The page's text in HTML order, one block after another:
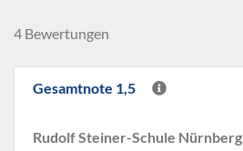
4 Bewertungen
Gesamtnote 1,5
Rudolf Steiner-Schule Nürnberg